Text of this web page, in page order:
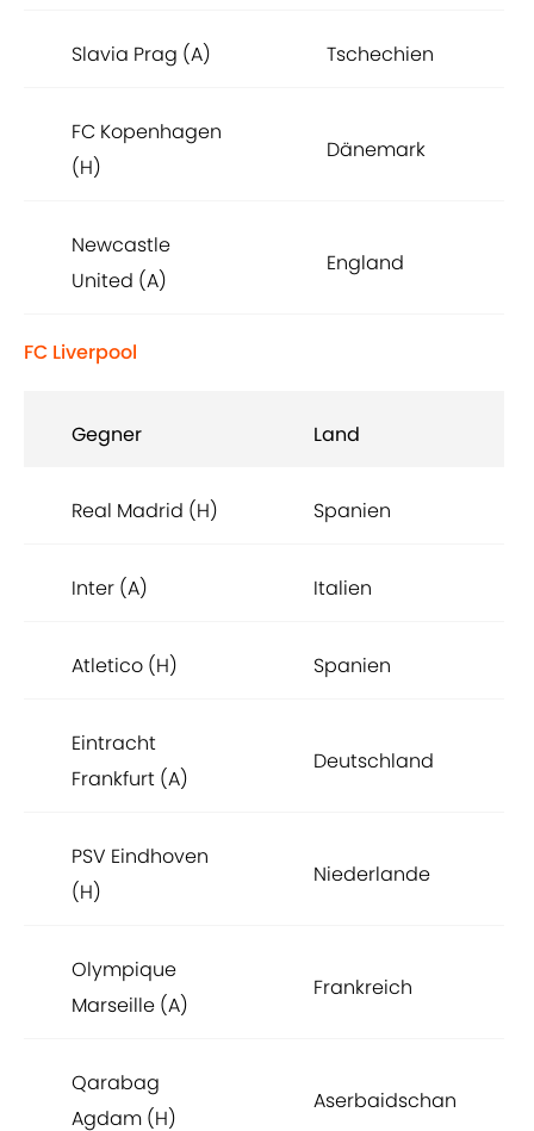
Slavia Prag (A) Tschechien
FC Kopenhagen
(H)
Dänemark
Newcastle
United (A)
England
FC Liverpool
Gegner Land
Real Madrid (H) Spanien
Inter (A) Italien
Atletico (H) Spanien
Eintracht
Frankfurt (A)
Deutschland
PSV Eindhoven
(H)
Niederlande
Olympique
Marseille (A)
Frankreich
Qarabag
Agdam (H)
Aserbaidschan